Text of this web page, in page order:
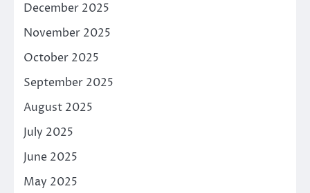
December 2025
November 2025
October 2025
September 2025
August 2025
July 2025
June 2025
May 2025